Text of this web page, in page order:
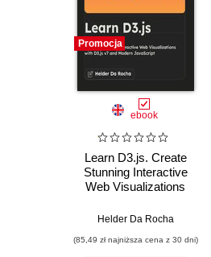
Promocja
ebook
Learn D3.js. Create
Stunning Interactive
Web Visualizations
Modern JavaScript -
Helder Da Rocha
(85,49 zł najniższa cena z 30 dni)